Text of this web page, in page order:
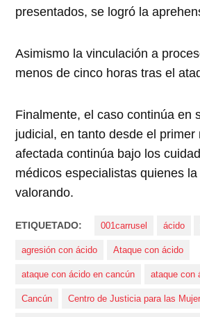
presentados, se logró la
Asimismo la vinculación a
menos de cinco horas tras el
Finalmente, el caso continúa en
judicial, en tanto desde el primer
afectada continúa bajo los
médicos especialistas quienes la
valorando.
ETIQUETADO: 001carrusel ácido
agresión con ácido Ataque con ácido
ataque con ácido en cancún ataque con
Cancún Centro de Justicia para las